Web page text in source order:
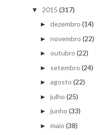
▼ 2015 (317)
► dezembro (14)
► novembro (22)
► outubro (22)
► setembro (24)
► agosto (22)
► julho (25)
► junho (33)
► maio (38)